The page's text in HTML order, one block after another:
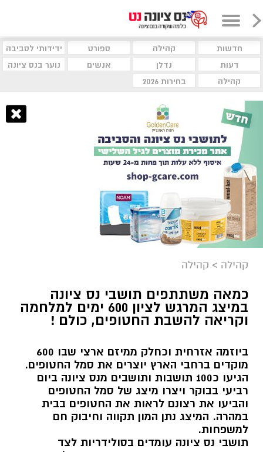
חדשות קהילה ספורט
ידידותי לסביבה
דעות
נדלן אנשים
נוער בנס ציונה
קהילה
בחירות 2026
קהילה > קהילה
כמאה משתתפים תושבי נס ציונה
במיצג המרגש לציון 600 ימים למלחמה
וקריאה להשבת החטופים, כולם !
ביוזמה אזרחית וכחלק ממיזם ארצי שבו 600
מוקדים ברחבי הארץ יוצרים את סמל החטופים.
הגיעו כ100 תושבות ותושבים מנס ציונה ביום
רביעי בבוקר ויצרו מיצג של סמל החטופים
והביעו את רצונם לראות את החטופים בבית
במהרה. המיצג נתן המון תקווה וחיבוק חם
למשפחות.
תושבי נס ציונה עומדים בסולידריות לצד